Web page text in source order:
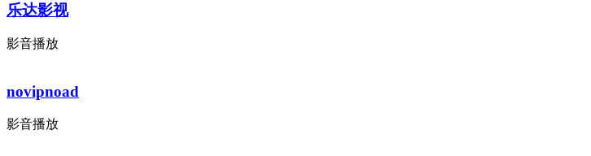
乐达影视
影音播放
novipnoad
影音播放